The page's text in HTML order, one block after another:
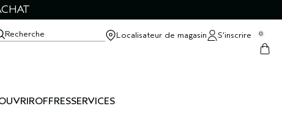
Recherche Localisateur de magasin S’inscrire 0
OFFRESSERVICES